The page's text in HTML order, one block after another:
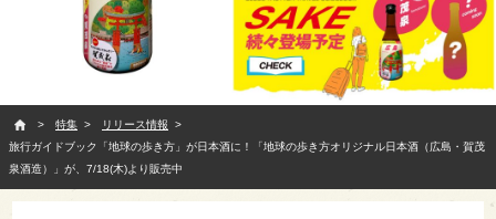
特集
リリース情報
旅行ガイドブック「地球の歩き方」が日本酒に！「地球の歩き方オリジナル日本酒（広島・賀茂
泉酒造）」が、7/18(木)より販売中